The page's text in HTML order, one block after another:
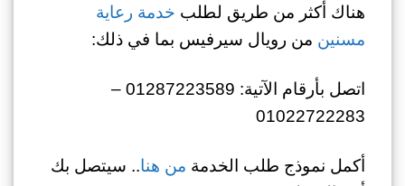
هناك أكثر من طريق لطلب خدمة رعاية
مسنين من رويال سيرفيس بما في ذلك:
اتصل بأرقام الآتية: 01287223589 –
01022722283
أكمل نموذج طلب الخدمة من هنا.. سيتصل بك